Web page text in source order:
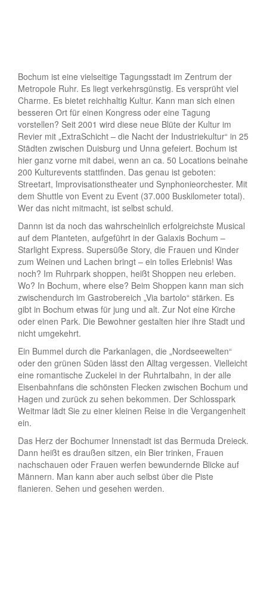
Bochum ist eine vielseitige Tagungsstadt im Zentrum der
Metropole Ruhr. Es liegt verkehrsgünstig. Es versprüht viel
Charme. Es bietet reichhaltig Kultur. Kann man sich einen
besseren Ort für einen Kongress oder eine Tagung
vorstellen? Seit 2001 wird diese neue Blüte der Kultur im
Revier mit „ExtraSchicht – die Nacht der Industriekultur“ in 25
Städten zwischen Duisburg und Unna gefeiert. Bochum ist
hier ganz vorne mit dabei, wenn an ca. 50 Locations beinahe
200 Kulturevents stattfinden. Das genau ist geboten:
Streetart, Improvisationstheater und Synphonieorchester. Mit
dem Shuttle von Event zu Event (37.000 Buskilometer total).
Wer das nicht mitmacht, ist selbst schuld.
Dannn ist da noch das wahrscheinlich erfolgreichste Musical
auf dem Planteten, aufgeführt in der Galaxis Bochum –
Starlight Express. Supersüße Story, die Frauen und Kinder
zum Weinen und Lachen bringt – ein tolles Erlebnis! Was
noch? Im Ruhrpark shoppen, heißt Shoppen neu erleben.
Wo? In Bochum, where else? Beim Shoppen kann man sich
zwischendurch im Gastrobereich „Via bartolo“ stärken. Es
gibt in Bochum etwas für jung und alt. Zur Not eine Kirche
oder einen Park. Die Bewohner gestalten hier ihre Stadt und
nicht umgekehrt.
Ein Bummel durch die Parkanlagen, die „Nordseewelten“
oder den grünen Süden lässt den Alltag vergessen. Vielleicht
eine romantische Zuckelei in der Ruhrtalbahn, in der alle
Eisenbahnfans die schönsten Flecken zwischen Bochum und
Hagen und zurück zu sehen bekommen. Der Schlosspark
Weitmar lädt Sie zu einer kleinen Reise in die Vergangenheit
ein.
Das Herz der Bochumer Innenstadt ist das Bermuda Dreieck.
Dann heißt es draußen sitzen, ein Bier trinken, Frauen
nachschauen oder Frauen werfen bewundernde Blicke auf
Männern. Man kann aber auch selbst über die Piste
flanieren. Sehen und gesehen werden.